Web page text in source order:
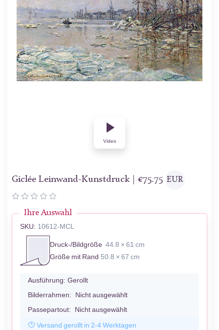
Video
Giclée Leinwand-Kunstdruck | €75.75 EUR
Ihre Auswahl
SKU: 10612-MCL
Druck-/Bildgröße 44.8 × 61 cm
Größe mit Rand 50.8 × 67 cm
Ausführung: Gerollt
Bilderrahmen: Nicht ausgewählt
Passepartout: Nicht ausgewählt
Versand gerollt in 2-4 Werktagen